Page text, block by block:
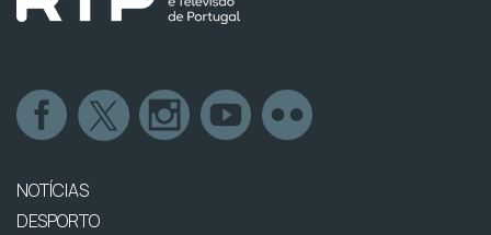
NOTÍCIAS
DESPORTO